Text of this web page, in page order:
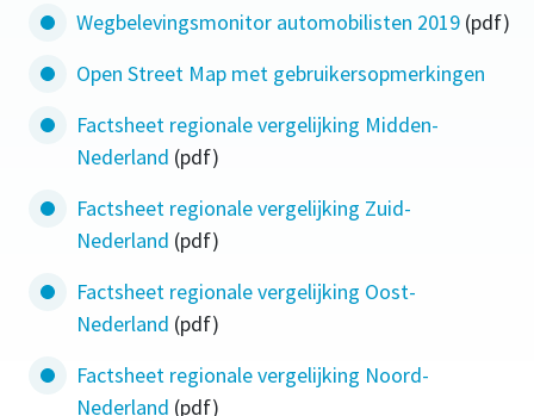
Wegbelevingsmonitor automobilisten 2019 (pdf)
Open Street Map met gebruikersopmerkingen
Factsheet regionale vergelijking Midden-
Nederland (pdf)
Factsheet regionale vergelijking Zuid-
Nederland (pdf)
Factsheet regionale vergelijking Oost-
Nederland (pdf)
Factsheet regionale vergelijking Noord-
Nederland (pdf)